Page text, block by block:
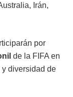
Irán,
por
de la FIFA en
diversidad de